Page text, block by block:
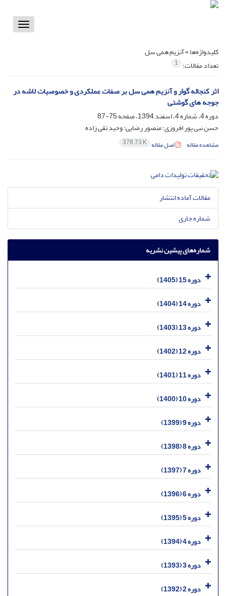
Toggle
کلیدواژه‌ها =آنزیم همی سل
تعداد مقالات: 1
اثر کنجاله گوار و آنزیم همی سل بر صفات عملکردی و خصوصیات لاشه در
جوجه های گوشتی
دوره 4، شماره 4، اسفند 1394، صفحه
75-87
حسن نبی پور افروزی؛ منصور رضایی؛ وحید تقی زاده
مشاهده مقاله اصل مقاله 378.73 K
مقالات آماده انتشار
شماره جاری
شماره‌های پیشین نشریه
دوره 15 (1405)
دوره 14 (1404)
دوره 13 (1403)
دوره 12 (1402)
دوره 11 (1401)
دوره 10 (1400)
دوره 9 (1399)
دوره 8 (1398)
دوره 7 (1397)
دوره 6 (1396)
دوره 5 (1395)
دوره 4 (1394)
دوره 3 (1393)
دوره 2 (1392)